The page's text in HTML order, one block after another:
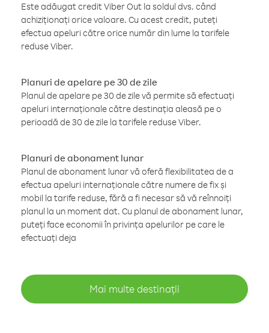
Este adăugat credit Viber Out la soldul dvs. când
achiziționați orice valoare. Cu acest credit, puteți
efectua apeluri către orice număr din lume la tarifele
reduse Viber.
Planuri de apelare pe 30 de zile
Planul de apelare pe 30 de zile vă permite să efectuați
apeluri internaționale către destinația aleasă pe o
perioadă de 30 de zile la tarifele reduse Viber.
Planuri de abonament lunar
Planul de abonament lunar vă oferă flexibilitatea de a
efectua apeluri internaționale către numere de fix și
mobil la tarife reduse, fără a fi necesar să vă reînnoiți
planul la un moment dat. Cu planul de abonament lunar,
puteți face economii în privința apelurilor pe care le
efectuați deja
Mai multe destinații